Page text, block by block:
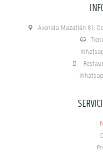
Avenida Mazatlán 81,